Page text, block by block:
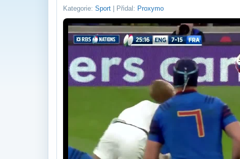
Kategorie: Sport | Přidal: Proxymo